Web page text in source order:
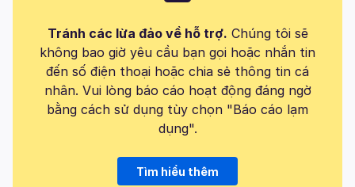
Tránh các lừa đảo về hỗ trợ. Chúng tôi sẽ
không bao giờ yêu cầu bạn gọi hoặc nhắn tin
đến số điện thoại hoặc chia sẻ thông tin cá
nhân. Vui lòng báo cáo hoạt động đáng ngờ
bằng cách sử dụng tùy chọn "Báo cáo lạm
dụng".
Tìm hiểu thêm